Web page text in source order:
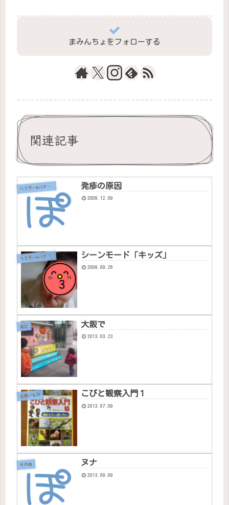
まみんちょをフォローする
関連記事
へ
うぞー&バタちゃん 発疹の原因
2009.12.09
へ
うぞー&バタちゃん シーンモード「キッズ」
2009.09.26
遊び 大阪で
2013.03.23
お買いもの こびと観察入門１
2013.07.09
その他 ヌナ
2013.09.09